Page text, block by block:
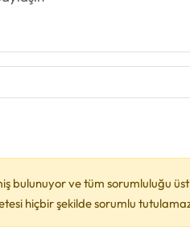
bulunuyor ve tüm sorumluluğu
hiçbir şekilde sorumlu